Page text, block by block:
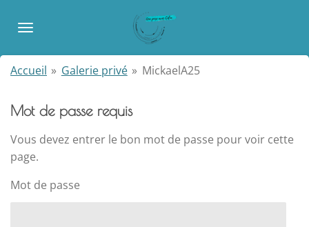
au
principal
Accueil » Galerie privé » MickaelA25
Mot de passe requis
Vous devez entrer le bon mot de passe pour voir cette
page.
Mot de passe